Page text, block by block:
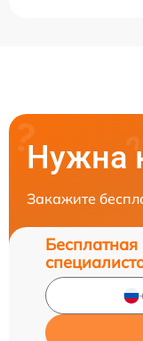
Нужна
Закажите
Бесплатная